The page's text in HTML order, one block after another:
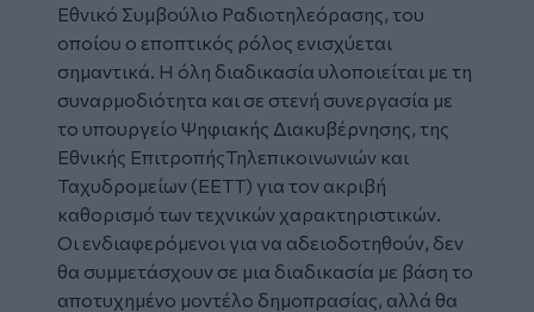
Εθνικό Συμβούλιο Ραδιοτηλεόρασης, του
οποίου ο εποπτικός ρόλος ενισχύεται
σημαντικά. Η όλη διαδικασία υλοποιείται με τη
συναρμοδιότητα και σε στενή συνεργασία με
το υπουργείο Ψηφιακής Διακυβέρνησης, της
Εθνικής ΕπιτροπήςΤηλεπικοινωνιών και
Ταχυδρομείων (EETT) για τον ακριβή
καθορισμό των τεχνικών χαρακτηριστικών.
Οι ενδιαφερόμενοι για να αδειοδοτηθούν, δεν
θα συμμετάσχουν σε μια διαδικασία με βάση το
αποτυχημένο μοντέλο δημοπρασίας, αλλά θα